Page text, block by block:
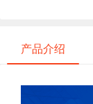
产品介绍